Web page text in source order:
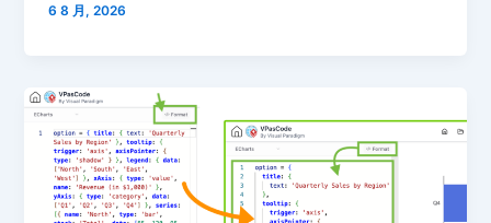
6 8 月, 2026